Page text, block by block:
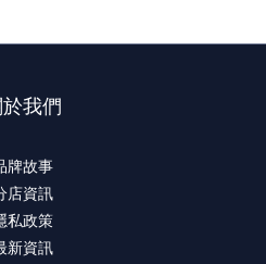
於我們
牌故事
店資訊
私政策
新資訊